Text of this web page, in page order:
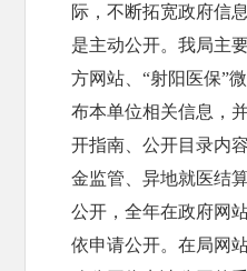
际，不断拓宽政府信
是主动公开。我局主
方网站、“射阳医保”
布本单位相关信息，
开指南、公开目录内
金监管、异地就医结
公开，全年在政府网
依申请公开。在局网